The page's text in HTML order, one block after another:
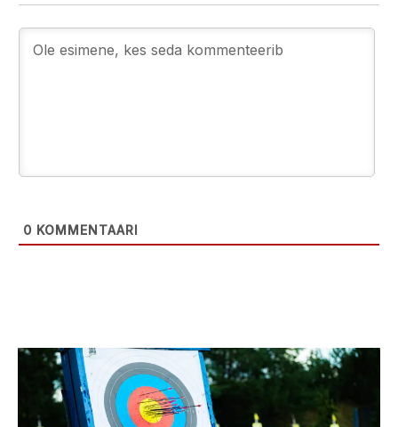
0 KOMMENTAARI